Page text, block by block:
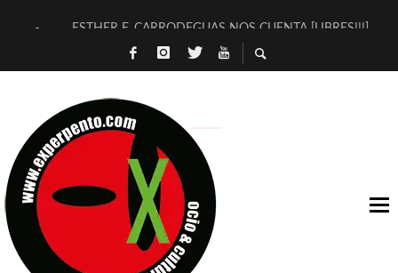
ESTHER F. CARRODEGUAS NOS CUENTA [LIBRES!!!]
[TERRA DE GUAPES] DE SANDRA MONFORT
TIMBRE 4, LA ESCUELA DEL DIRECTOR TEATRAL CLAUDIO
30 AÑOS (NO ES NADA) DE LA KATARSIS DEL TOMATAZO
MILITARES JUDÍAS EN #EXVITA
D’BALDOMEROS REINVENTAN [BITÁCORA 3.0] EN EXVITA
MARSHALL FLASH PRESENTA EN EXVITA [RELATIVA